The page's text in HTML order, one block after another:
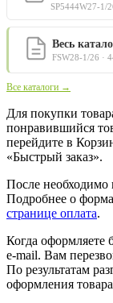
SP5444W27-1/
Весь
FSW28-1/26 ·
Все каталоги →
Для покупки
понравившийся
перейдите в
«Быстрый заказ».
После необходимо
Подробнее о
странице оплата.
Когда
e-mail. Вам
По результатам
оформления